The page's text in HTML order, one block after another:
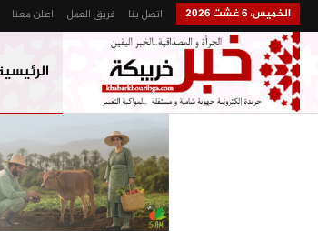
الخميس، 6 غشت 2026 اتصل بنا فريق العمل اعلن معنا